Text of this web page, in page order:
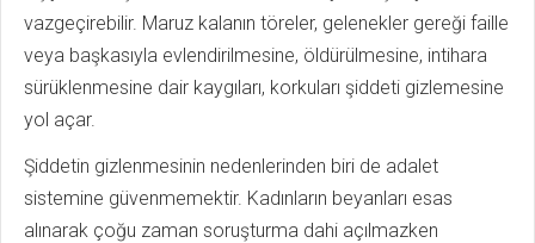
vazgeçirebilir. Maruz kalanın töreler, gelenekler gereği faille
veya başkasıyla evlendirilmesine, öldürülmesine, intihara
sürüklenmesine dair kaygıları, korkuları şiddeti gizlemesine
yol açar.
Şiddetin gizlenmesinin nedenlerinden biri de adalet
sistemine güvenmemektir. Kadınların beyanları esas
alınarak çoğu zaman soruşturma dahi açılmazken